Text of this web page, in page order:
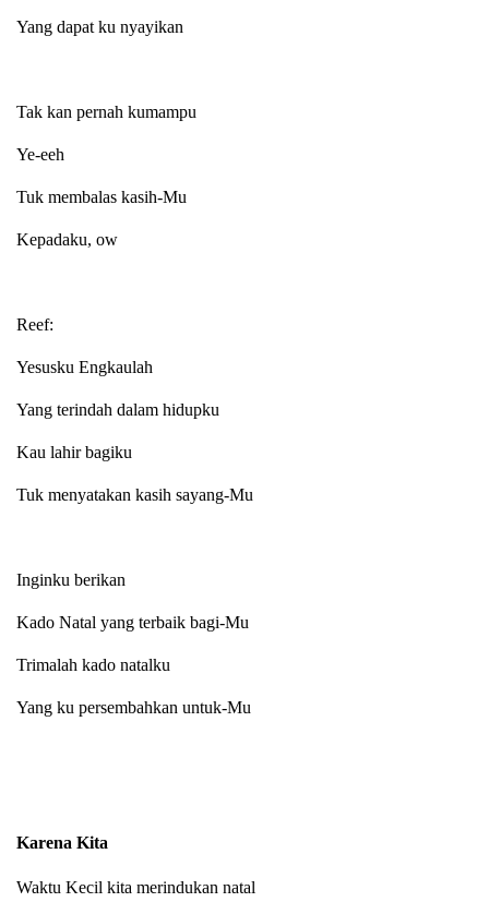
Yang dapat ku nyayikan
Tak kan pernah kumampu
Ye-eeh
Tuk membalas kasih-Mu
Kepadaku, ow
Reef:
Yesusku Engkaulah
Yang terindah dalam hidupku
Kau lahir bagiku
Tuk menyatakan kasih sayang-Mu
Inginku berikan
Kado Natal yang terbaik bagi-Mu
Trimalah kado natalku
Yang ku persembahkan untuk-Mu
Karena Kita
Waktu Kecil kita merindukan natal